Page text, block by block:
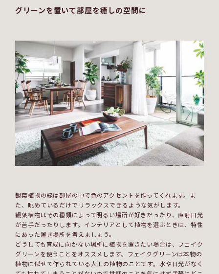
グリーンを置いて部屋を癒しの空間に
観葉植物の緑は部屋の中で色のアクセントを作ってくれます。ま
た、眺めているだけでリラックスできるような気がします。
観葉植物はその種類によって明るい場所が好きだったり、直射日光
が苦手だったりします。インテリアとして植物を選ぶときは、特性
にあった置き場所を考えましょう。
どうしても育成に向かない場所に植物を置きたい場合は、フェイク
グリーンを使うことをオススメします。フェイクグリーンは本物の
植物に似せて作られている人工の植物のことです。水や日光がなく